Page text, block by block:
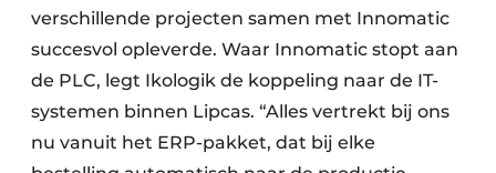
verschillende projecten samen met Innomatic
succesvol opleverde. Waar Innomatic stopt aan
de PLC, legt Ikologik de koppeling naar de IT-
systemen binnen Lipcas. “Alles vertrekt bij ons
nu vanuit het ERP-pakket, dat bij elke